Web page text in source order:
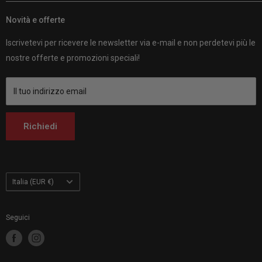
Vagnsvägen 4, 311 32 Falkenberg, Svezia.
Novità e offerte
Iscrivetevi per ricevere le newsletter via e-mail e non perdetevi più le
nostre offerte e promozioni speciali!
Il tuo indirizzo email
Richiedi
Politica di spedizione
Termini di servizio
Customhoj UE
Customhoj Svezia
Customhoj Danimarca
Customhoj Germania
Customhoj Francia
Customhoj Italia
Customhoj Paesi Bassi
Customhoj Finlandia
Paese
Italia (EUR €)
Seguici